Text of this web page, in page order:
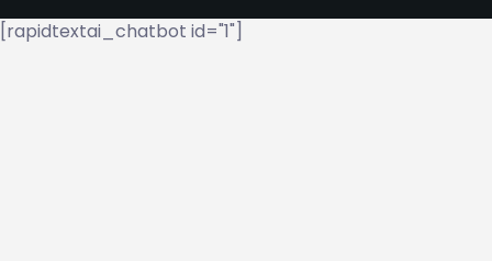
[rapidtextai_chatbot id="1"]